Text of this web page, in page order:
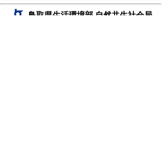
ネ
鳥取県生活環境部 自然共生社会局